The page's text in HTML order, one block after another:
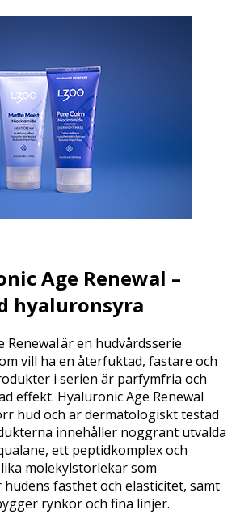
Age Renewal –
hyaluronsyra
Renewal är en hudvårdsserie
vill ha en återfuktad, fastare och
i serien är parfymfria och
effekt. Hyaluronic Age Renewal
hud och är dermatologiskt testad
innehåller noggrant utvalda
ett peptidkomplex och
molekylstorlekar som
fasthet och elasticitet, samt
rynkor och fina linjer.